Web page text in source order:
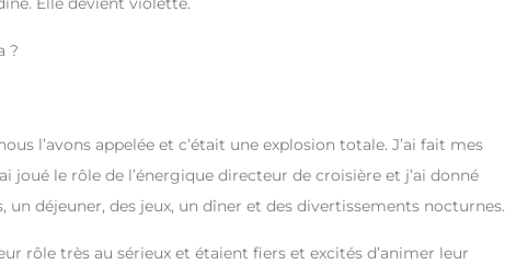
?
l’avons appelée et c’était une explosion totale. J’ai fait mes
joué le rôle de l’énergique directeur de croisière et j’ai donné
déjeuner, des jeux, un dîner et des divertissements nocturnes.
rôle très au sérieux et étaient fiers et excités d’animer leur